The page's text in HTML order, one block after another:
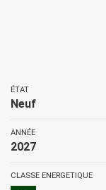
ÉTAT
Neuf
ANNÉE
2027
CLASSE ENERGETIQUE